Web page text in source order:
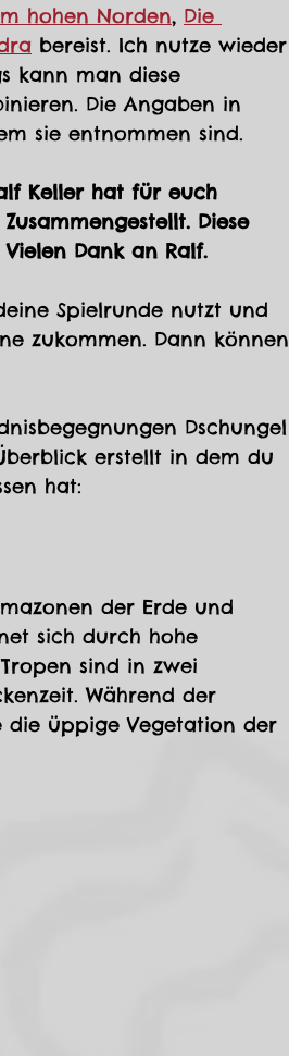
hohen Norden, Die
bereist. Ich nutze wieder
kann man diese
Die Angaben in
sie entnommen sind.
Keller hat für euch
Zusammengestellt. Diese
Dank an Ralf.
Spielrunde nutzt und
zukommen. Dann können
Dschungel
erstellt in dem du
hat:
der Erde und
sich durch hohe
sind in zwei
Während der
die üppige Vegetation der